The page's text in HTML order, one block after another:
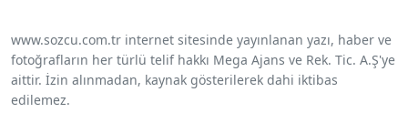
www.sozcu.com.tr internet sitesinde yayınlanan yazı, haber ve
fotoğrafların her türlü telif hakkı Mega Ajans ve Rek. Tic. A.Ş'ye
aittir. İzin alınmadan, kaynak gösterilerek dahi iktibas
edilemez.